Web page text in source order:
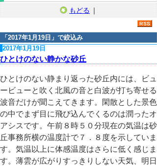
もどる ｜
「 2017年1月19日 」で絞込み
2017年1月19日
ひとけのない静かな砂丘
ひとけのない静まり返った砂丘内には、ビュ
ービューと吹く北風の音と白波が打ち寄せる
波音だけが聞こえてきます。閑散とした景色
の中でまず目に飛び込んでくるのは潤ったオ
アシスです。午前８時５０分現在の気温は砂
丘事務所横の温度計で７．８度を示していま
す。気温以上に体感温度はさらに低く感じま
す。薄雲が広がりすっきりしない天気、明日